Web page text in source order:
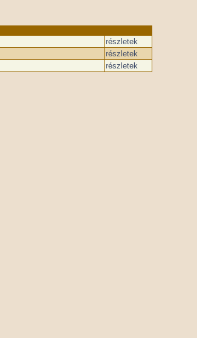
részletek
részletek
részletek